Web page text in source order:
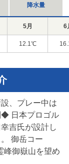
降水量
5月 6
12.1℃
、プレー中は
◆ 日本プロゴル
吉氏が設計し
御岳コー
峰御嶽山を望め